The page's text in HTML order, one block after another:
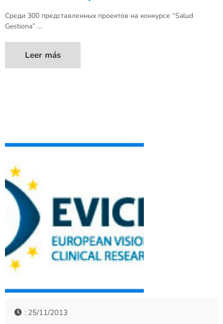
Среди 300 представленных проектов на конкурсе “Salud
Gestiona” …
Leer más
: 25/11/2013